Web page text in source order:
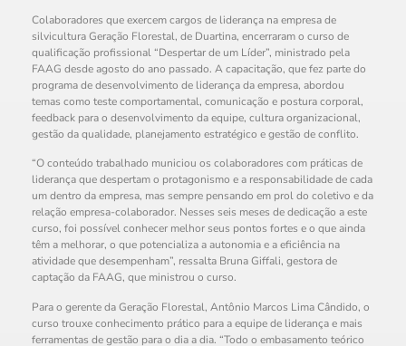
Colaboradores que exercem cargos de liderança na empresa de
silvicultura Geração Florestal, de Duartina, encerraram o curso de
qualificação profissional “Despertar de um Líder”, ministrado pela
FAAG desde agosto do ano passado. A capacitação, que fez parte do
programa de desenvolvimento de liderança da empresa, abordou
temas como teste comportamental, comunicação e postura corporal,
feedback para o desenvolvimento da equipe, cultura organizacional,
gestão da qualidade, planejamento estratégico e gestão de conflito.
“O conteúdo trabalhado municiou os colaboradores com práticas de
liderança que despertam o protagonismo e a responsabilidade de cada
um dentro da empresa, mas sempre pensando em prol do coletivo e da
relação empresa-colaborador. Nesses seis meses de dedicação a este
curso, foi possível conhecer melhor seus pontos fortes e o que ainda
têm a melhorar, o que potencializa a autonomia e a eficiência na
atividade que desempenham”, ressalta Bruna Giffali, gestora de
captação da FAAG, que ministrou o curso.
Para o gerente da Geração Florestal, Antônio Marcos Lima Cândido, o
curso trouxe conhecimento prático para a equipe de liderança e mais
ferramentas de gestão para o dia a dia. “Todo o embasamento teórico